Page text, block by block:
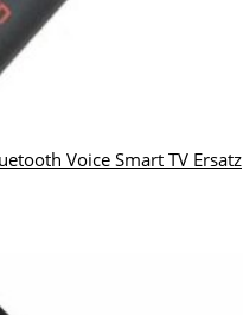
Voice Smart TV Ersatz